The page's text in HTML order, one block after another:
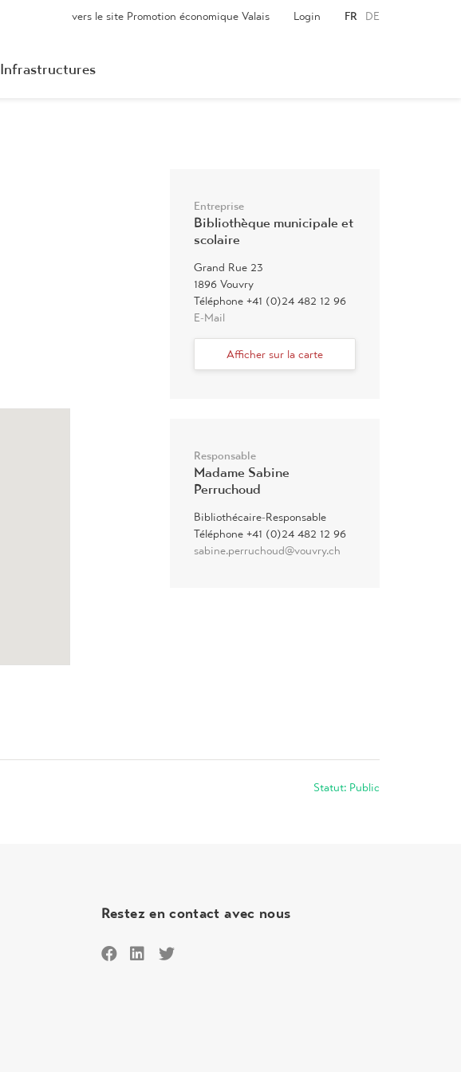
FR DE
Login
vers le site Promotion économique Valais
Infrastructures
Entreprise
Bibliothèque municipale et
scolaire
Grand Rue 23
1896 Vouvry
Téléphone +41 (0)24 482 12 96
E-Mail
Afficher sur la carte
Responsable
Madame Sabine
Perruchoud
Bibliothécaire-Responsable
Téléphone +41 (0)24 482 12 96
sabine.perruchoud@vouvry.ch
Statut: Public
Restez en contact avec nous